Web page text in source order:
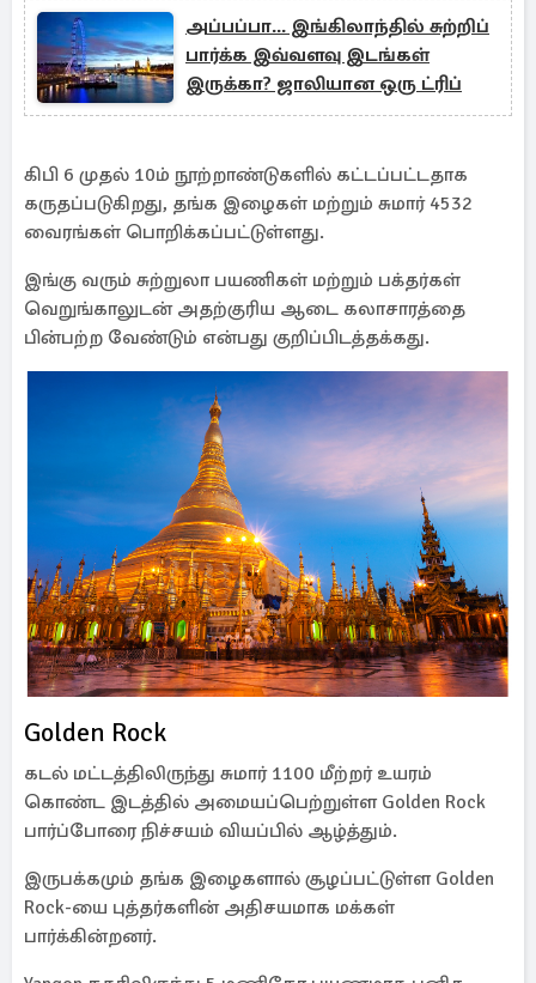
அப்பப்பா... இங்கிலாந்தில் சுற்றிப்
பார்க்க இவ்வளவு இடங்கள்
இருக்கா? ஜாலியான ஒரு ட்ரிப்
கிபி 6 முதல் 10ம் நூற்றாண்டுகளில் கட்டப்பட்டதாக
கருதப்படுகிறது, தங்க இழைகள் மற்றும் சுமார் 4532
வைரங்கள் பொறிக்கப்பட்டுள்ளது.
இங்கு வரும் சுற்றுலா பயணிகள் மற்றும் பக்தர்கள்
வெறுங்காலுடன் அதற்குரிய ஆடை கலாசாரத்தை
பின்பற்ற வேண்டும் என்பது குறிப்பிடத்தக்கது.
Golden Rock
கடல் மட்டத்திலிருந்து சுமார் 1100 மீற்றர் உயரம்
கொண்ட இடத்தில் அமையப்பெற்றுள்ள Golden Rock
பார்ப்போரை நிச்சயம் வியப்பில் ஆழ்த்தும்.
இருபக்கமும் தங்க இழைகளால் சூழப்பட்டுள்ள Golden
Rock-யை புத்தர்களின் அதிசயமாக மக்கள்
பார்க்கின்றனர்.